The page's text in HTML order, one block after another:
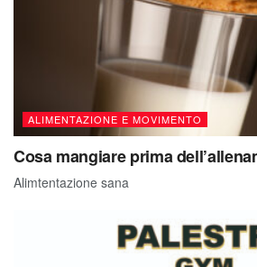
ALIMENTAZIONE E MOVIMENTO
Cosa mangiare prima
Alimtentazione sana